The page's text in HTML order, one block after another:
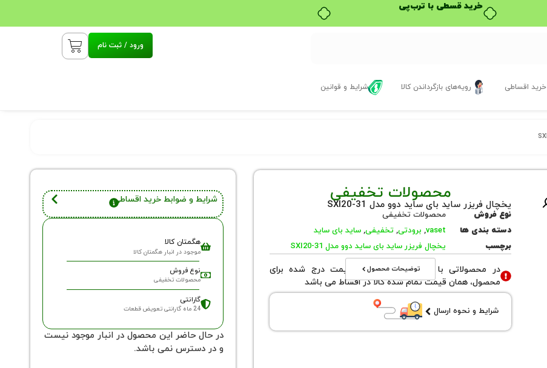
خرید قسطی با ترب‌پی
ورود / ثبت نام
خرید اقساطی رویه‌های بازگرداندن کالا شرایط و قوانین
محصولات تخفیفی
یخچال فریزر ساید بای ساید دوو مدل SXI20-31
نوع فروش
محصولات تخفیفی
دسته بندی ها
vaset
, برودتی,تخفیفی,ساید بای ساید
برچسب
یخچال فریزر ساید بای ساید دوو مدل SXI20-31
توضیحات محصول
در محصولاتی با نوع فروش اقساطی قیمت درج شده برای
محصول، همان قیمت تمام شده کالا در اقساط می باشد
شرایط و نحوه ارسال
شرایط و ضوابط خرید اقساطی
هگمتان کالا
موجود در انبار هگمتان کالا
نوع فروش
محصولات تخفیفی
گارانتی
24 ماه گارانتی تعویض قطعات
در حال حاضر این محصول در انبار موجود نیست
و در دسترس نمی باشد.